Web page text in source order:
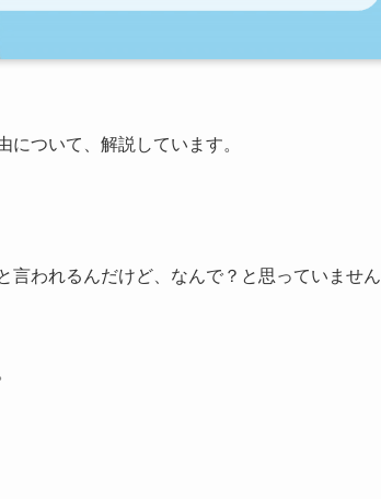
ついて、解説しています。
言われるんだけど、なんで？と思っていません